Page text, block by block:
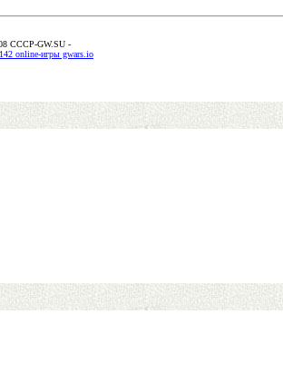
CCCP-GW.SU -
online-игры gwars.io